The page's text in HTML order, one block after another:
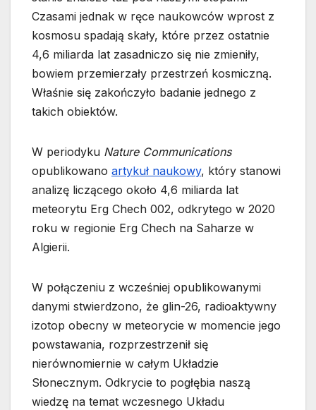
Czasami jednak w ręce naukowców wprost z
kosmosu spadają skały, które przez ostatnie
4,6 miliarda lat zasadniczo się nie zmieniły,
bowiem przemierzały przestrzeń kosmiczną.
Właśnie się zakończyło badanie jednego z
takich obiektów.
W periodyku Nature Communications
opublikowano artykuł naukowy, który stanowi
analizę liczącego około 4,6 miliarda lat
meteorytu Erg Chech 002, odkrytego w 2020
roku w regionie Erg Chech na Saharze w
Algierii.
W połączeniu z wcześniej opublikowanymi
danymi stwierdzono, że glin-26, radioaktywny
izotop obecny w meteorycie w momencie jego
powstawania, rozprzestrzenił się
nierównomiernie w całym Układzie
Słonecznym. Odkrycie to pogłębia naszą
wiedzę na temat wczesnego Układu